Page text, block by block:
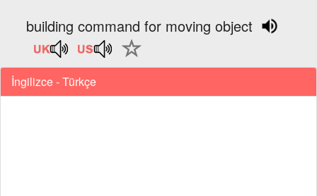
building command for moving object
İngilizce - Türkçe